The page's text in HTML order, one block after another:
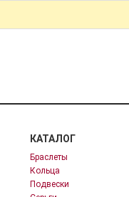
КАТАЛОГ
Браслеты
Кольца
Подвески